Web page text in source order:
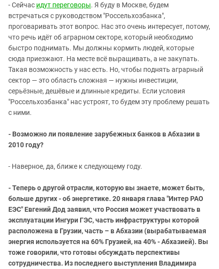
- Сейчас идут переговоры. Я буду в Москве, будем
встречаться с руководством "Россельхозбанка",
проговаривать этот вопрос. Нас это очень интересует, потому,
что речь идёт об аграрном секторе, который необходимо
быстро поднимать. Мы должны кормить людей, которые
сюда приезжают. На месте всё выращивать, а не закупать.
Такая возможность у нас есть. Но, чтобы поднять аграрный
сектор — это область сложная — нужны инвестиции,
серьёзные, дешёвые и длинные кредиты. Если условия
"Россельхозбанка" нас устроят, то будем эту проблему решать
с ними.
- Возможно ли появление зарубежных банков в Абхазии в
2010 году?
- Наверное, да, ближе к следующему году.
- Теперь о другой отрасли, которую вы знаете, может быть,
больше других - об энергетике. 20 января глава "Интер РАО
ЕЭС" Евгений Дод заявил, что Россия может участвовать в
эксплуатации Ингури ГЭС, часть инфраструктуры которой
расположена в Грузии, часть – в Абхазии (вырабатываемая
энергия используется на 60% Грузией, на 40% - Абхазией). Вы
тоже говорили, что готовы обсуждать перспективы
сотрудничества. Из последнего выступления Владимира